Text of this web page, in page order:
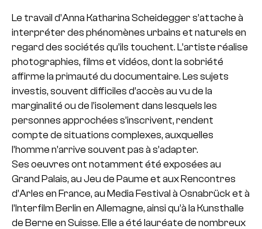
Le travail d’Anna Katharina Scheidegger s’attache à
interpréter des phénomènes urbains et naturels en
regard des sociétés qu’ils touchent. L’artiste réalise
photographies, films et vidéos, dont la sobriété
affirme la primauté du documentaire. Les sujets
investis, souvent difficiles d’accès au vu de la
marginalité ou de l’isolement dans lesquels les
personnes approchées s’inscrivent, rendent
compte de situations complexes, auxquelles
l’homme n’arrive souvent pas à s’adapter.
Ses oeuvres ont notamment été exposées au
Grand Palais, au Jeu de Paume et aux Rencontres
d’Arles en France, au Media Festival à Osnabrück et à
l’Interfilm Berlin en Allemagne, ainsi qu’à la Kunsthalle
de Berne en Suisse. Elle a été lauréate de nombreux